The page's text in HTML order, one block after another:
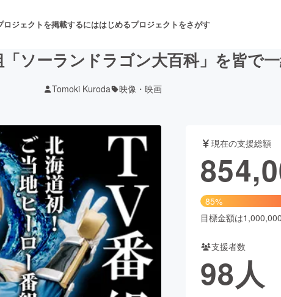
ロジェクトを掲載するにははじめるプロジェクトをさがす
舞台・パフォーマンス
・サービス開発 フード・飲食店
雑誌出版
ンジ ビューティー・ヘルスケア
ソーランドラゴン大百科」を皆で
Tomoki Kuroda 映像・映画
現在の支援総額
85%
目標金額は
支援者数
98人